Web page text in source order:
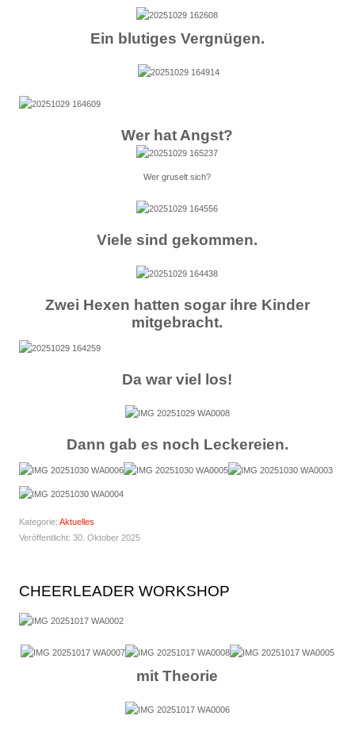
Ein blutiges Vergnügen.
Wer hat Angst?
Wer gruselt sich?
Viele sind gekommen.
Zwei Hexen hatten sogar ihre Kinder
mitgebracht.
Da war viel los!
Dann gab es noch Leckereien.
Kategorie: Aktuelles
Veröffentlicht: 30. Oktober 2025
CHEERLEADER WORKSHOP
mit Theorie